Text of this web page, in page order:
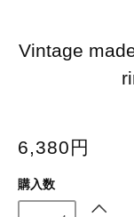
Vintage
6,380円
購入数